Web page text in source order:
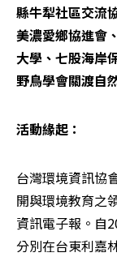
縣牛犁社區交流
美濃愛鄉協進會
大學、七股海岸
野鳥學會關渡自
活動緣起：
台灣環境資訊協
開與環境教育之
資訊電子報。自
分別在台東利嘉